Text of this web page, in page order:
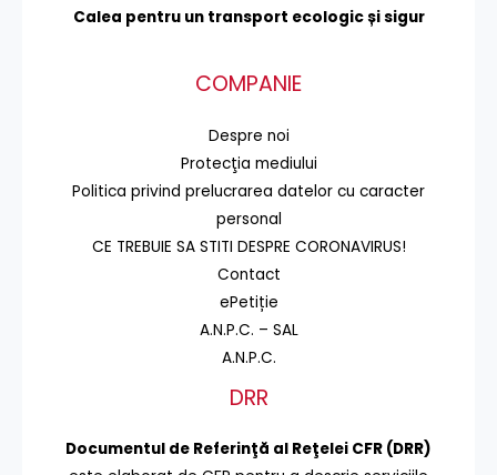
Calea pentru un transport ecologic și sigur
COMPANIE
Despre noi
Protecţia mediului
Politica privind prelucrarea datelor cu caracter
personal
CE TREBUIE SA STITI DESPRE CORONAVIRUS!
Contact
ePetiție
A.N.P.C. – SAL
A.N.P.C.
DRR
Documentul de Referinţă al Reţelei CFR (DRR)